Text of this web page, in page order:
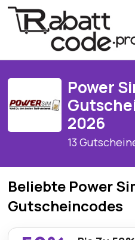
Power
2026
13
Beliebte Power
Gutscheincodes